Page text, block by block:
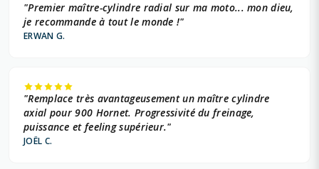
"Premier maître-cylindre radial sur ma moto... mon dieu,
je recommande à tout le monde !"
ERWAN G.
"Remplace très avantageusement un maître cylindre
axial pour 900 Hornet. Progressivité du freinage,
puissance et feeling supérieur."
JOËL C.